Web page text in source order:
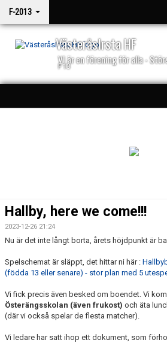
F-2013
VästeråsIrsta HF
VI är en förening för alla -
F13
TRUPPEN
DOKUMENT
FAQ
Hallby, here we come!!!
2023-12-26 21:24
Nu är det inte långt borta, årets höjdpunkt är
Spelschemat är släppt, det hittar ni här :
(födda 13 eller senare) - stor plan med 5
Vi fick precis även besked om boendet. Vi
Österängsskolan (även frukost) och äta
(där vi också spelar de flesta matcher).
Vi ledare har satt ihop ett dokument, som